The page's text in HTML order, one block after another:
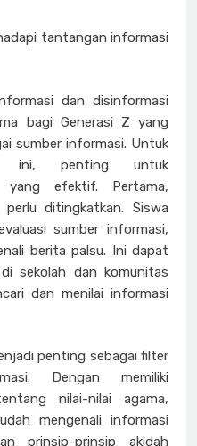
tantangan informasi
dan disinformasi
bagi Generasi Z yang
sumber informasi. Untuk
ini, penting untuk
yang efektif. Pertama,
ditingkatkan. Siswa
sumber informasi,
berita palsu. Ini dapat
sekolah dan komunitas
dan menilai informasi
penting sebagai filter
Dengan memiliki
nilai-nilai agama,
mengenali informasi
prinsip-prinsip akidah